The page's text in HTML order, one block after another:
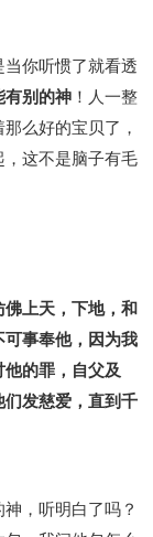
你听惯了就看透
有别的神 ！人一整
么好的宝贝了，
这不是脑子有毛
上天，下地，和
事奉他，因为我
的罪，自父及
发慈爱，直到千
，听明白了吗？